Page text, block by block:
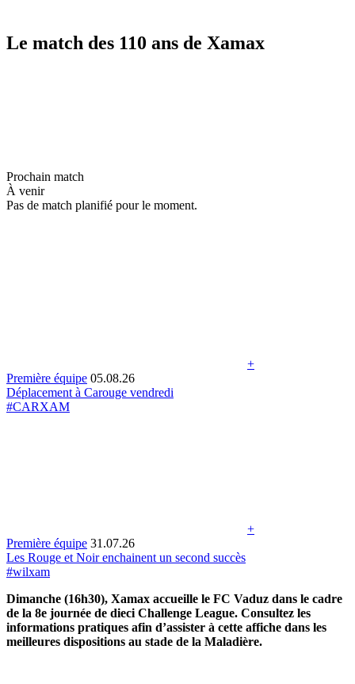
Le match des 110 ans de Xamax
Prochain match
À venir
Pas de match planifié pour le moment.
+
Première équipe 05.08.26
Déplacement à Carouge vendredi
#CARXAM
+
Première équipe 31.07.26
Les Rouge et Noir enchainent un second succès
#wilxam
Dimanche (16h30), Xamax accueille le FC Vaduz dans le cadre
de la 8e journée de dieci Challenge League. Consultez les
informations pratiques afin d’assister à cette affiche dans les
meilleures dispositions au stade de la Maladière.